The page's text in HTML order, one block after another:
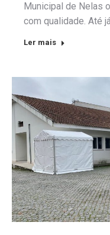
Municipal de Nelas
com qualidade. Até
Ler mais